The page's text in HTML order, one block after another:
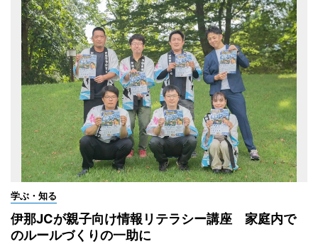
学ぶ・知る
伊那JCが親子向け情報リテラシー講座 家庭内で
のルールづくりの一助に